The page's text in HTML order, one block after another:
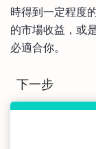
時得到一定程度
的市場收益，或
必適合你。
下一步